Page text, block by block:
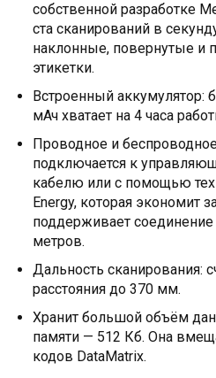
собственной разработке
ста сканирований в
наклонные, повернутые и
этикетки.
Встроенный аккумулятор:
мАч хватает на 4 часа
Проводное и
подключается к
кабелю или с помощью
Energy, которая экономит
поддерживает соединение
метров.
Дальность сканирования:
расстояния до 370 мм.
Хранит большой объём
памяти — 512 Кб. Она
кодов DataMatrix.